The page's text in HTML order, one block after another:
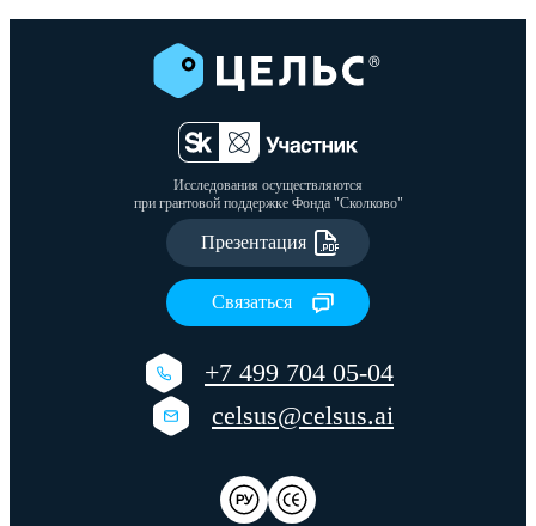
Презентация
Связаться
Исследования осуществляются
при грантовой поддержке Фонда "Сколково"
+7 499 704 05-04
celsus@celsus.ai